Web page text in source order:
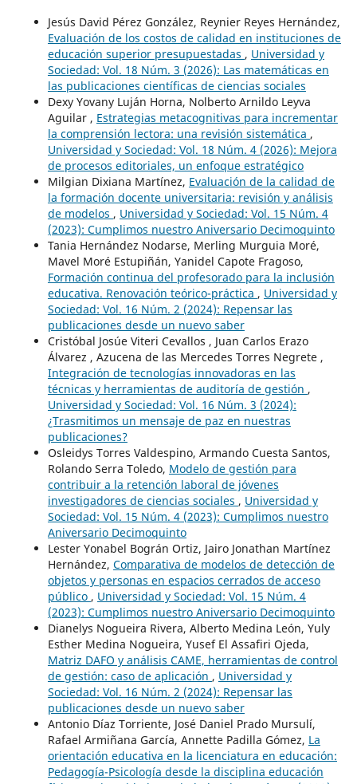
Jesús David Pérez González, Reynier Reyes Hernández,
Evaluación de los costos de calidad en instituciones de
educación superior presupuestadas , Universidad y
Sociedad: Vol. 18 Núm. 3 (2026): Las matemáticas en
las publicaciones científicas de ciencias sociales
Dexy Yovany Luján Horna, Nolberto Arnildo Leyva
Aguilar , Estrategias metacognitivas para incrementar
la comprensión lectora: una revisión sistemática ,
Universidad y Sociedad: Vol. 18 Núm. 4 (2026): Mejora
de procesos editoriales, un enfoque estratégico
Milgian Dixiana Martínez, Evaluación de la calidad de
la formación docente universitaria: revisión y análisis
de modelos , Universidad y Sociedad: Vol. 15 Núm. 4
(2023): Cumplimos nuestro Aniversario Decimoquinto
Tania Hernández Nodarse, Merling Murguia Moré,
Mavel Moré Estupiñán, Yanidel Capote Fragoso,
Formación continua del profesorado para la inclusión
educativa. Renovación teórico-práctica , Universidad y
Sociedad: Vol. 16 Núm. 2 (2024): Repensar las
publicaciones desde un nuevo saber
Cristóbal Josúe Viteri Cevallos , Juan Carlos Erazo
Álvarez , Azucena de las Mercedes Torres Negrete ,
Integración de tecnologías innovadoras en las
técnicas y herramientas de auditoría de gestión ,
Universidad y Sociedad: Vol. 16 Núm. 3 (2024):
¿Trasmitimos un mensaje de paz en nuestras
publicaciones?
Osleidys Torres Valdespino, Armando Cuesta Santos,
Rolando Serra Toledo, Modelo de gestión para
contribuir a la retención laboral de jóvenes
investigadores de ciencias sociales , Universidad y
Sociedad: Vol. 15 Núm. 4 (2023): Cumplimos nuestro
Aniversario Decimoquinto
Lester Yonabel Bográn Ortiz, Jairo Jonathan Martínez
Hernández, Comparativa de modelos de detección de
objetos y personas en espacios cerrados de acceso
público , Universidad y Sociedad: Vol. 15 Núm. 4
(2023): Cumplimos nuestro Aniversario Decimoquinto
Dianelys Nogueira Rivera, Alberto Medina León, Yuly
Esther Medina Nogueira, Yusef El Assafiri Ojeda,
Matriz DAFO y análisis CAME, herramientas de control
de gestión: caso de aplicación , Universidad y
Sociedad: Vol. 16 Núm. 2 (2024): Repensar las
publicaciones desde un nuevo saber
Antonio Díaz Torriente, José Daniel Prado Mursulí,
Rafael Armiñana García, Annette Padilla Gómez, La
orientación educativa en la licenciatura en educación:
Pedagogía-Psicología desde la disciplina educación